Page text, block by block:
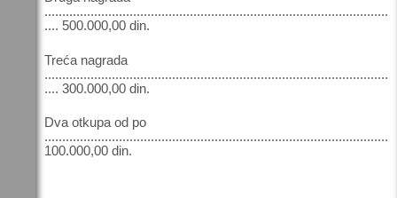
.................................................................................................
.... 500.000,00 din.
Treća nagrada
.................................................................................................
.... 300.000,00 din.
Dva otkupa od po
.................................................................................................
100.000,00 din.